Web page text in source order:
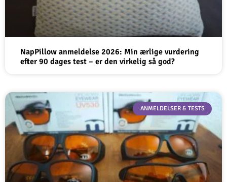
NapPillow anmeldelse 2026: Min ærlige vurdering
efter 90 dages test – er den virkelig så god?
ANMELDELSER & TESTS